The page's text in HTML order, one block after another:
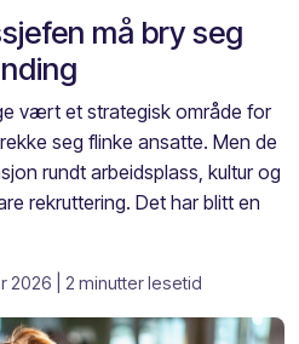
må bry seg
vært et strategisk område for
seg flinke ansatte. Men de
rundt arbeidsplass, kultur og
rekruttering. Det har blitt en
2026 | 2 minutter lesetid